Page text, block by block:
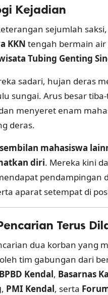
Kejadian
sejumlah
KKN tengah bermain air
Tubing Genting
sadari, hujan deras
sungai. Arus besar
menyeret enam
deras.
sembilan mahasiswa
diri. Mereka kini
pendampingan
aparat setempat di
Terus
dua korban yang
tim gabungan dari
BPBD Kendal, Basarnas
, PMI Kendal, serta